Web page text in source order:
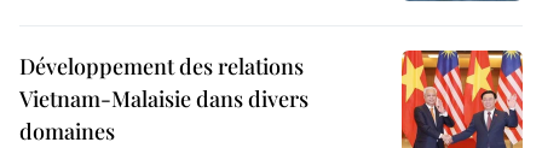
Développement des relations
Vietnam-Malaisie dans divers
domaines